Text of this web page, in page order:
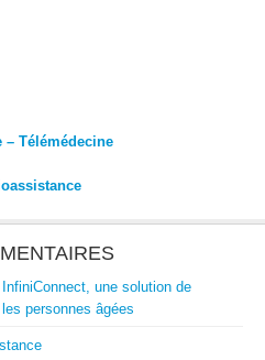
– Télémédecine
InfiniConnect, une solution de
personnes âgées